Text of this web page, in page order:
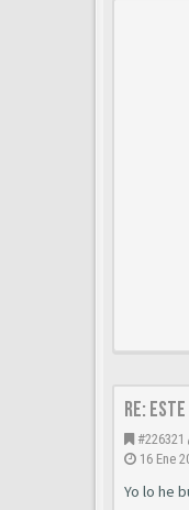
Re:
#226321
16 Ene
Yo lo he